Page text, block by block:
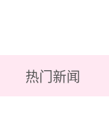
热门新闻